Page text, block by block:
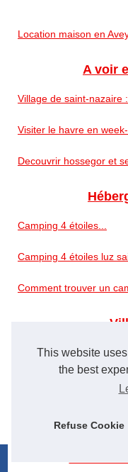
This website
the best
Refuse Cookie
Location maison en
A voir
Village de saint-nazaire
Visiter le havre en week-
Decouvrir hossegor et
Camping 4 étoiles...
Camping 4 étoiles luz
Comment trouver un
Camping pont de vaux
Quel lieu choisir pour